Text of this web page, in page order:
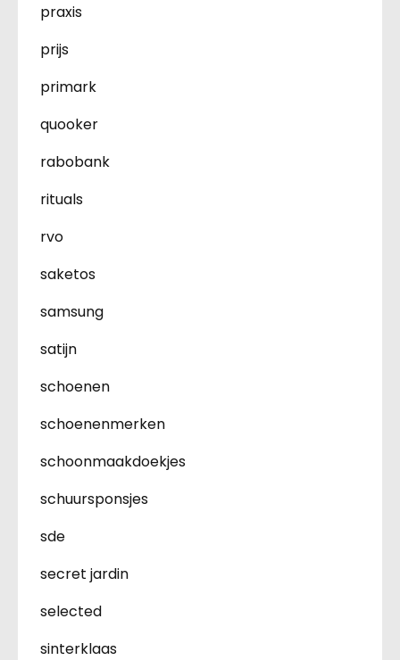
praxis
prijs
primark
quooker
rabobank
rituals
rvo
saketos
samsung
satijn
schoenen
schoenenmerken
schoonmaakdoekjes
schuursponsjes
sde
secret jardin
selected
sinterklaas